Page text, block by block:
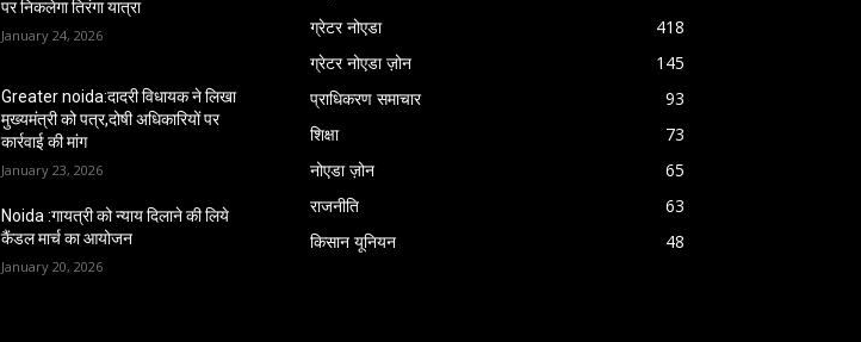
पर निकलेगा तिरंगा यात्रा
January 24, 2026
Greater noida:दादरी विधायक ने लिखा
मुख्यमंत्री को पत्र,दोषी अधिकारियों पर
कार्रवाई की मांग
January 23, 2026
Noida :गायत्री को न्याय दिलाने की लिये
कैंडल मार्च का आयोजन
January 20, 2026
ग्रेटर नोएडा
418
ग्रेटर नोएडा ज़ोन
145
प्राधिकरण समाचार
93
शिक्षा
73
नोएडा ज़ोन
65
राजनीति
63
किसान यूनियन
48